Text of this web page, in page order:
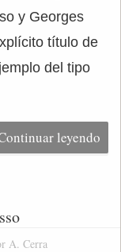
y Georges
título de
del tipo
leyendo
A. Cerra